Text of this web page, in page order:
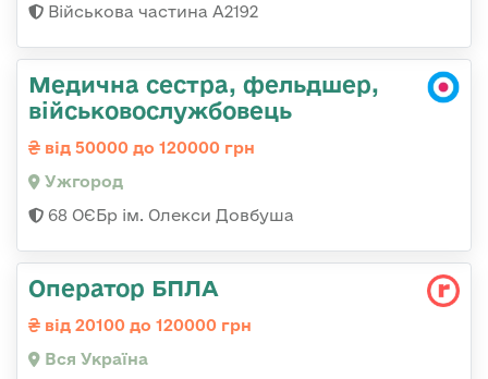
Військова частина А2192
Медична сестра, фельдшер,
військовослужбовець
від 50000 до 120000 грн
Ужгород
68 ОЄБр ім. Олекси Довбуша
Оператор БПЛА
від 20100 до 120000 грн
Вся Україна